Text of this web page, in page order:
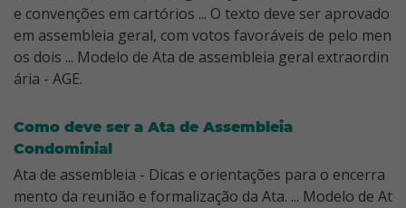
e convenções em cartórios ... O texto deve ser aprovado
em assembleia geral, com votos favoráveis de pelo men
os dois ... Modelo de Ata de assembleia geral extraordin
ária - AGE.
Como deve ser a Ata de Assembleia
Condominial
Ata de assembleia - Dicas e orientações para o encerra
mento da reunião e formalização da Ata. ... Modelo de At